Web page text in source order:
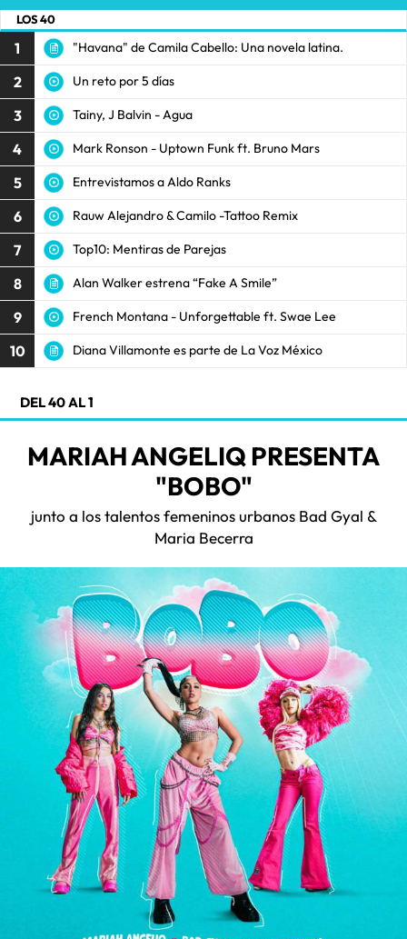
LOS 40
1 "Havana" de Camila Cabello: Una novela latina.
2 Un reto por 5 días
3 Tainy, J Balvin - Agua
4 Mark Ronson - Uptown Funk ft. Bruno Mars
5 Entrevistamos a Aldo Ranks
6 Rauw Alejandro & Camilo -Tattoo Remix
7 Top10: Mentiras de Parejas
8 Alan Walker estrena “Fake A Smile”
9 French Montana - Unforgettable ft. Swae Lee
10 Diana Villamonte es parte de La Voz México
DEL 40 AL 1
MARIAH ANGELIQ PRESENTA
"BOBO"
junto a los talentos femeninos urbanos Bad Gyal &
Maria Becerra